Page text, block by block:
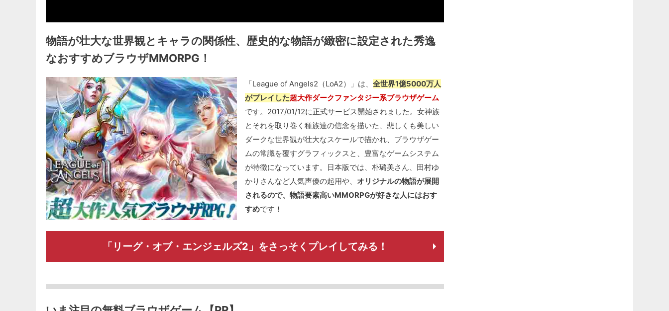
物語が壮大な世界観とキャラの関係性、歴史的な物語が緻密に設定された秀逸
なおすすめブラウザMMORPG！
「League of Angels2（LoA2）」は、全世界1億5000万人
がプレイした超大作ダークファンタジー系ブラウザゲーム
です。 2017/01/12に正式サービス開始されました。女神族
とそれを取り巻く種族達の信念を描いた、悲しくも美しい
ダークな世界観が壮大なスケールで描かれ、ブラウザゲー
ムの常識を覆すグラフィックスと、豊富なゲームシステム
が特徴になっています。日本版では、朴璐美さん、田村ゆ
かりさんなど人気声優の起用や、 オリジナルの物語が展開
されるので、物語要素高いMMORPGが好きな人にはおす
すめです！
「リーグ・オブ・エンジェルズ2」をさっそくプレイしてみる！